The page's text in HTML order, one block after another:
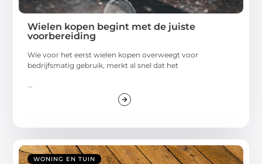
Wielen kopen begint met de juiste
voorbereiding
Wie voor het eerst wielen kopen overweegt voor
bedrijfsmatig gebruik, merkt al snel dat het
WONING EN TUIN